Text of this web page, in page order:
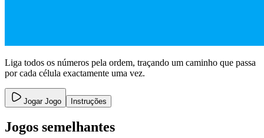
Liga todos os números pela ordem, traçando um caminho que passa
por cada célula exactamente uma vez.
Jogar Jogo Instruções
Jogos semelhantes